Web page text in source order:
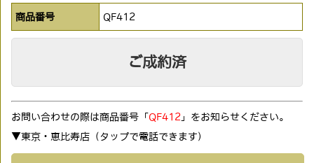
商品番号 QF412
ご成約済
お問い合わせの際は商品番号「 QF412 」をお知らせください。
▼東京・恵比寿店（タップで電話できます)